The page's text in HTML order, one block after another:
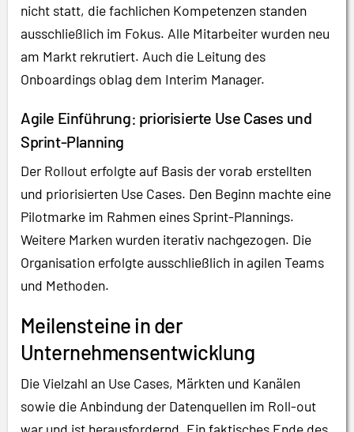
nicht statt, die fachlichen Kompetenzen standen
ausschließlich im Fokus. Alle Mitarbeiter wurden neu
am Markt rekrutiert. Auch die Leitung des
Onboardings oblag dem Interim Manager.
Agile Einführung: priorisierte Use Cases und
Sprint-Planning
Der Rollout erfolgte auf Basis der vorab erstellten
und priorisierten Use Cases. Den Beginn machte eine
Pilotmarke im Rahmen eines Sprint-Plannings.
Weitere Marken wurden iterativ nachgezogen. Die
Organisation erfolgte ausschließlich in agilen Teams
und Methoden.
Meilensteine in der
Unternehmensentwicklung
Die Vielzahl an Use Cases, Märkten und Kanälen
sowie die Anbindung der Datenquellen im Roll-out